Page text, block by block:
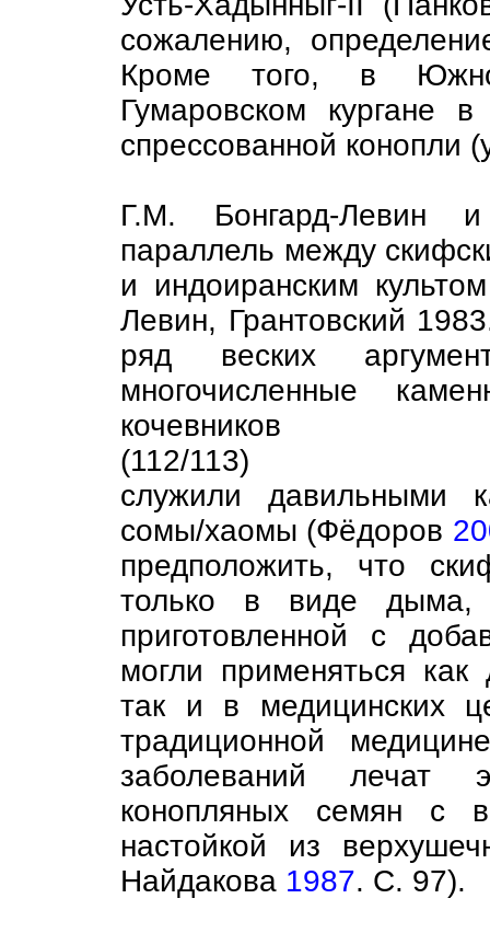
сожалению,
Кроме того, в
Гумаровском кургане
спрессованной
Г.М. Бонгард-Левин
параллель между
и индоиранским
Левин, Грантовский
ряд веских
многочисленные
кочевников
(112/113)
служили давильными
сомы/хаомы (Фёдоров
предположить, что
только в виде дыма,
приготовленной с
могли применяться как
так и в медицинских
традиционной
заболеваний лечат
конопляных семян с
настойкой из
Найдакова 1987. С. 97).